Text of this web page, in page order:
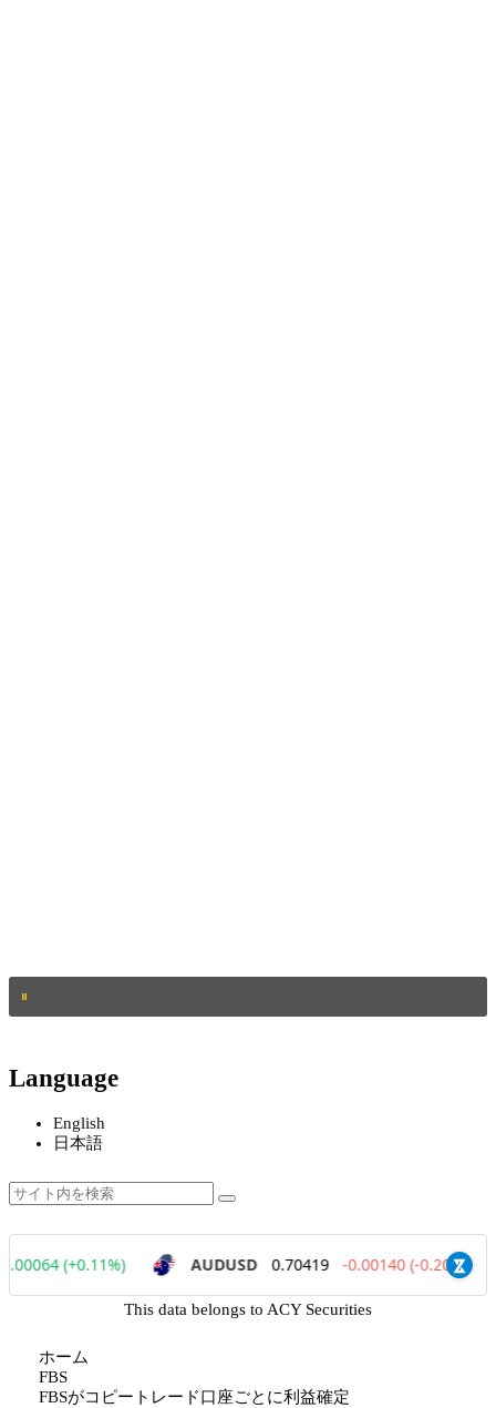
Language
English
日本語
This data belongs to ACY Securities
ホーム
FBS
FBSがコピートレード口座ごとに利益確定